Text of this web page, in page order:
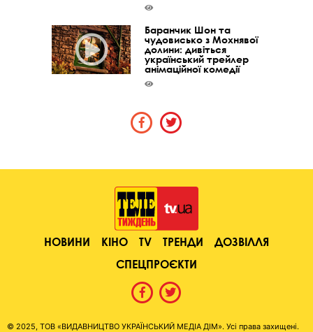
Баранчик Шон та
чудовисько з Мохнявої
долини: дивіться
український трейлер
анімаційної комедії
НОВИНИ КІНО TV ТРЕНДИ
ДОЗВІЛЛЯ
СПЕЦПРОЄКТИ
© 2025, ТОВ «ВИДАВНИЦТВО УКРАЇНСЬКИЙ МЕДІА ДІМ». Усі права захищені.